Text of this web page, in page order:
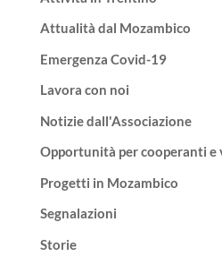
Attualità dal Mozambico
Emergenza Covid-19
Lavora con noi
Notizie dall'Associazione
Opportunità per cooperanti e
Progetti in Mozambico
Segnalazioni
Storie